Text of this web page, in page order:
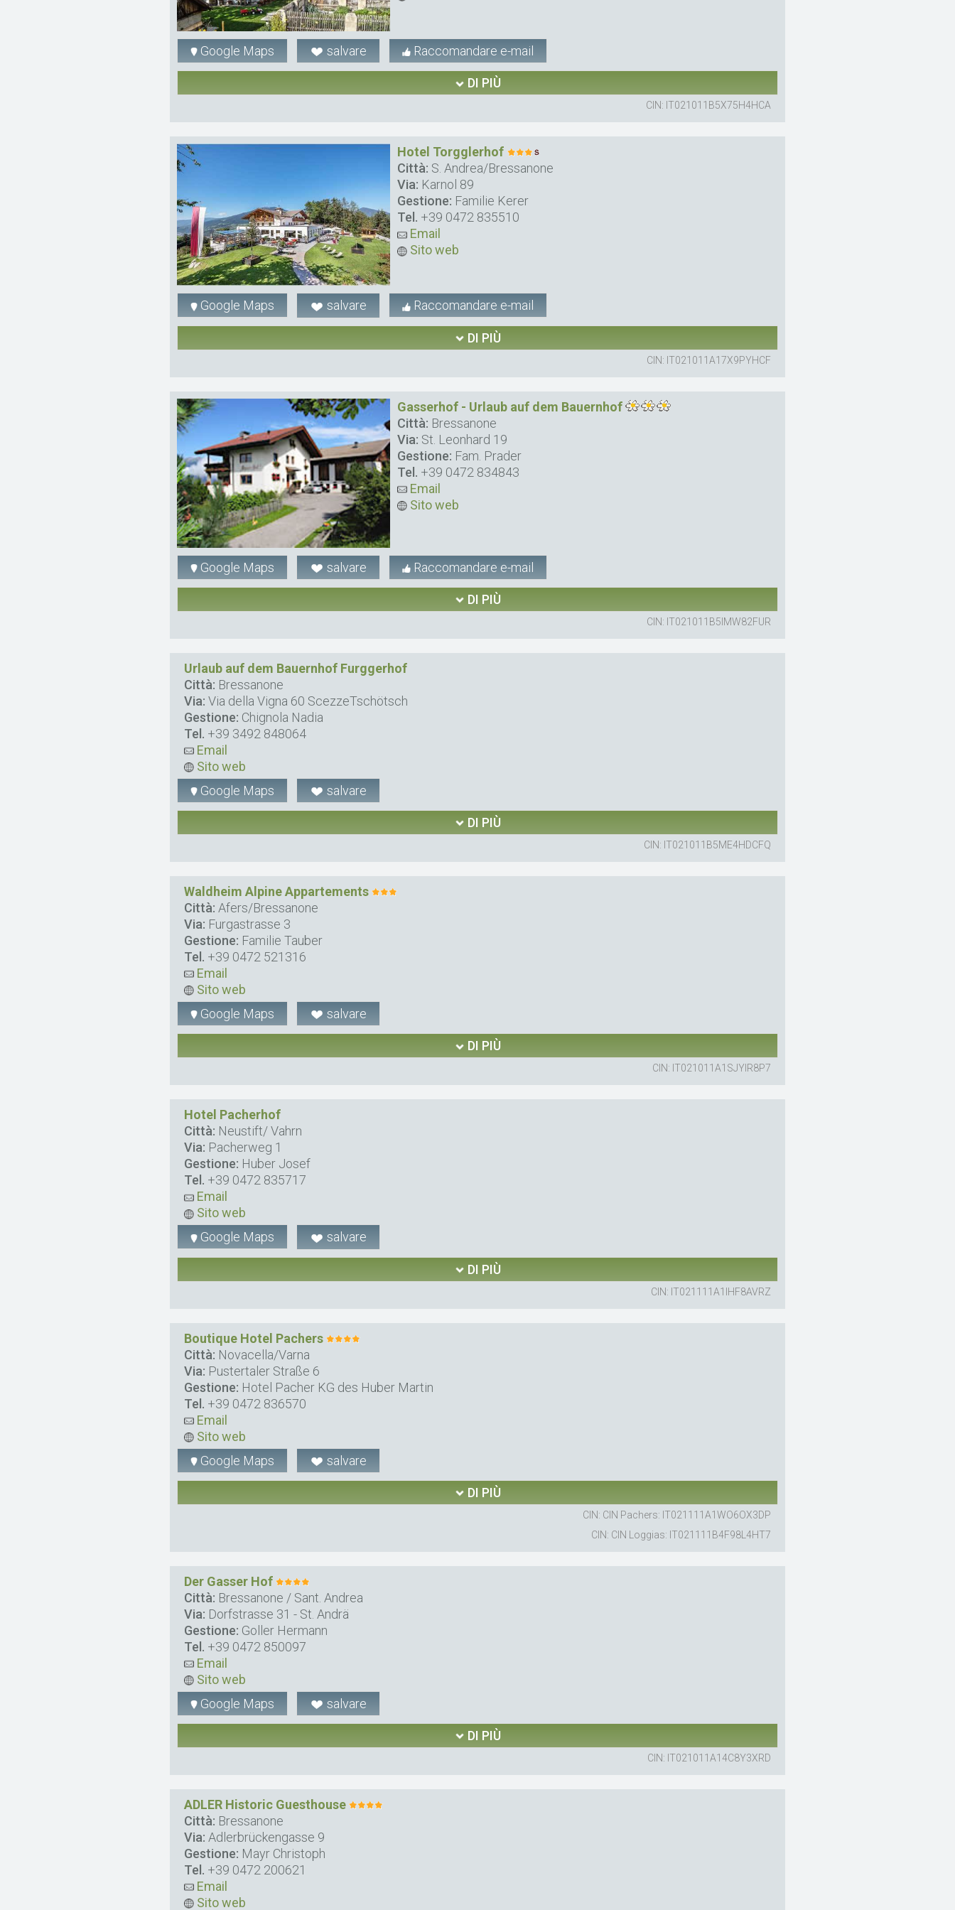
Google Maps salvare Raccomandare e-mail
DI PIÙ
CIN: IT021011B5X75H4HCA
Hotel Torgglerhof
Città: S. Andrea/Bressanone
Via: Karnol 89
Gestione: Familie Kerer
Tel. +39 0472 835510
Email
Sito web
Google Maps salvare Raccomandare e-mail
DI PIÙ
CIN: IT021011A17X9PYHCF
Gasserhof - Urlaub auf dem Bauernhof
Città: Bressanone
Via: St. Leonhard 19
Gestione: Fam. Prader
Tel. +39 0472 834843
Email
Sito web
Google Maps salvare Raccomandare e-mail
DI PIÙ
CIN: IT021011B5IMW82FUR
Urlaub auf dem Bauernhof Furggerhof
Città: Bressanone
Via: Via della Vigna 60 ScezzeTschötsch
Gestione: Chignola Nadia
Tel. +39 3492 848064
Email
Sito web
Google Maps
salvare
DI PIÙ
CIN: IT021011B5ME4HDCFQ
Waldheim Alpine Appartements
Città: Afers/Bressanone
Via: Furgastrasse 3
Gestione: Familie Tauber
Tel. +39 0472 521316
Email
Sito web
Google Maps
salvare
DI PIÙ
CIN: IT021011A1SJYIR8P7
Hotel Pacherhof
Città: Neustift/ Vahrn
Via: Pacherweg 1
Gestione: Huber Josef
Tel. +39 0472 835717
Email
Sito web
Google Maps
salvare
DI PIÙ
CIN: IT021111A1IHF8AVRZ
Boutique Hotel Pachers
Città: Novacella/Varna
Via: Pustertaler Straße 6
Gestione: Hotel Pacher KG des Huber Martin
Tel. +39 0472 836570
Email
Sito web
Google Maps
salvare
DI PIÙ
CIN: CIN Pachers: IT021111A1WO6OX3DP
CIN: CIN Loggias: IT021111B4F98L4HT7
Der Gasser Hof
Città: Bressanone / Sant. Andrea
Via: Dorfstrasse 31 - St. Andrä
Gestione: Goller Hermann
Tel. +39 0472 850097
Email
Sito web
Google Maps
salvare
DI PIÙ
CIN: IT021011A14C8Y3XRD
ADLER Historic Guesthouse
Città: Bressanone
Via: Adlerbrückengasse 9
Gestione: Mayr Christoph
Tel. +39 0472 200621
Email
Sito web